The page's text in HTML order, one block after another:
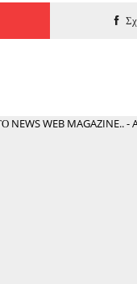
WEB MAGAZINE.. -